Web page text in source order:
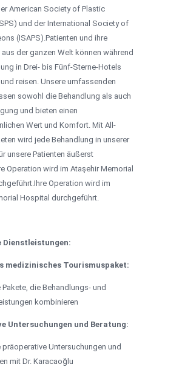
American Society of Plastic
und der International Society of
(ISAPS).Patienten und ihre
der ganzen Welt können während
in Drei- bis Fünf-Sterne-Hotels
reisen. Unsere umfassenden
sowohl die Behandlung als auch
und bieten einen
Wert und Komfort. Mit All-
wird jede Behandlung in unserer
unsere Patienten äußerst
Operation wird im Ataşehir Memorial
Operation wird im
Hospital durchgeführt.
Dienstleistungen:
medizinisches Tourismuspaket:
die Behandlungs- und
kombinieren
Untersuchungen und Beratung:
Untersuchungen und
mit Dr. Karacaoğlu